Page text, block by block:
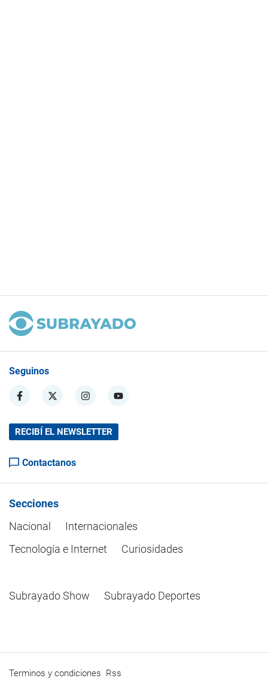
Seguinos
RECIBÍ EL NEWSLETTER
Contactanos
Secciones
Nacional
Internacionales
Tecnología e Internet
Curiosidades
Subrayado Show Subrayado Deportes
Terminos y condiciones Rss